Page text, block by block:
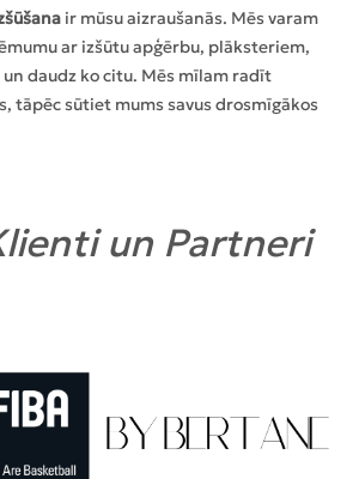
ir mūsu aizraušanās. Mēs varam
ar izšūtu apģērbu, plāksteriem,
daudz ko citu. Mēs mīlam radīt
tāpēc sūtiet mums savus drosmīgākos
un Partneri